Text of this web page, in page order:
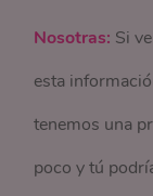
Nosotras: Si
esta
tenemos una
poco y tú